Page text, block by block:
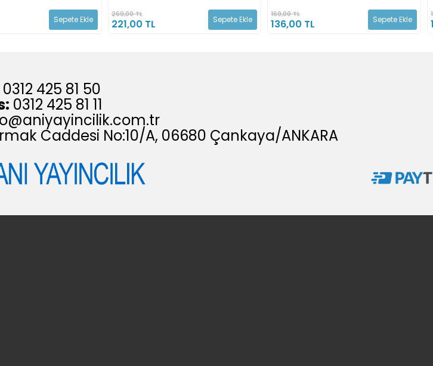
Sepete Ekle
160,00 TL
136,00 TL Sepete Ekle
160,00 TL
136,00 TL Sepete Ekle
0312 425 81 50
0312 425 81 11
Caddesi No:10/A, 06680 Çankaya/ANKARA